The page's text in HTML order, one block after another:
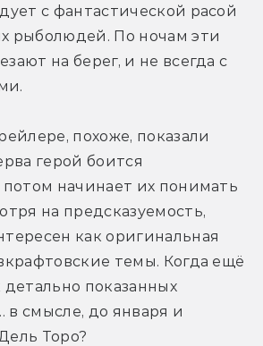
с фантастической расой
рыболюдей. По ночам эти
на берег, и не всегда с
похоже, показали
герой боится
потом начинает их понимать
на предсказуемость,
как оригинальная
темы. Когда ещё
показанных
в смысле, до января и
Торо?